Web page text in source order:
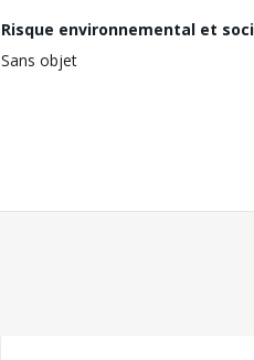
Risque environnemental et
Sans objet